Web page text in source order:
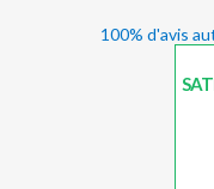
100% d'avis